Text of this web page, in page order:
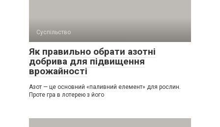
Суспільство
Як правильно обрати азотні
добрива для підвищення
врожайності
Азот — це основний «паливний елемент» для рослин.
Проте гра в лотерею з його